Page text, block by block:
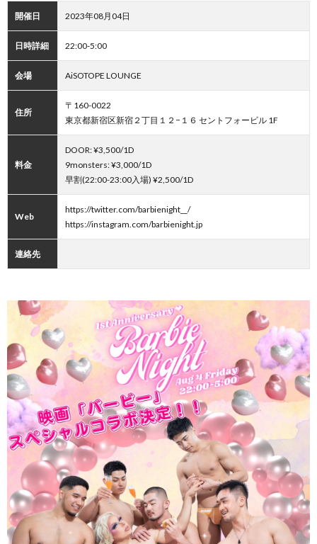
開催日 2023年08月04日
日時詳細 22:00-5:00
会場 AiSOTOPE LOUNGE
住所
〒160-0022
東京都新宿区新宿２丁目１２−１６ セントフォービル 1F
料金
DOOR: ¥3,500/1D
9monsters: ¥3,000/1D
早割(22:00-23:00入場) ¥2,500/1D
Web
https://twitter.com/barbienight__/
https://instagram.com/barbienight.jp
連絡先